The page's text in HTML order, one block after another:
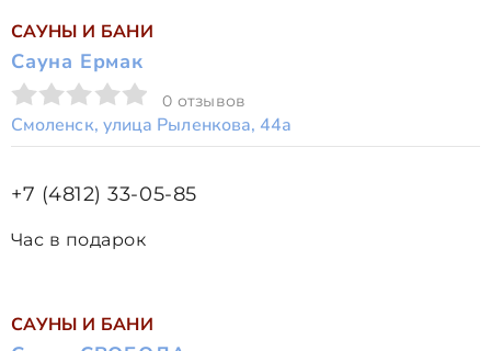
САУНЫ И БАНИ
Сауна Ермак
0 отзывов
Смоленск, улица Рыленкова, 44а
+7 (4812) 33-05-85
Час в подарок
САУНЫ И БАНИ